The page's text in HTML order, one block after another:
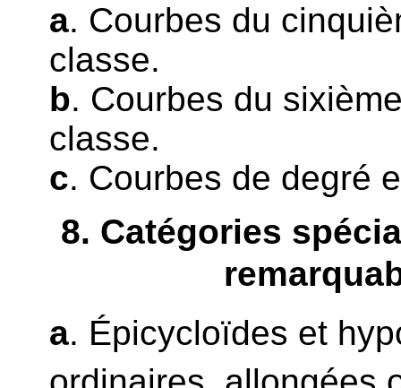
a. Courbes du
classe.
b. Courbes du
classe.
c. Courbes de degré
8. Catégories
a. Épicycloïdes et